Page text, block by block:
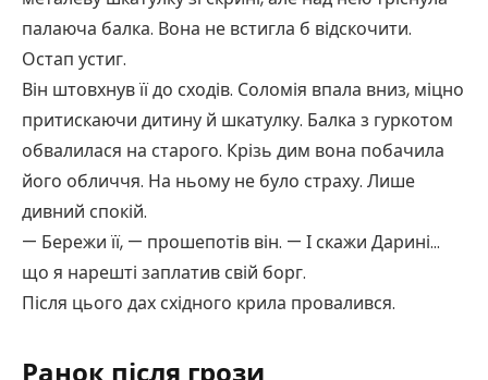
палаюча балка. Вона не встигла б відскочити.
Остап устиг.
Він штовхнув її до сходів. Соломія впала вниз, міцно
притискаючи дитину й шкатулку. Балка з гуркотом
обвалилася на старого. Крізь дим вона побачила
його обличчя. На ньому не було страху. Лише
дивний спокій.
— Бережи її, — прошепотів він. — І скажи Дарині…
що я нарешті заплатив свій борг.
Після цього дах східного крила провалився.